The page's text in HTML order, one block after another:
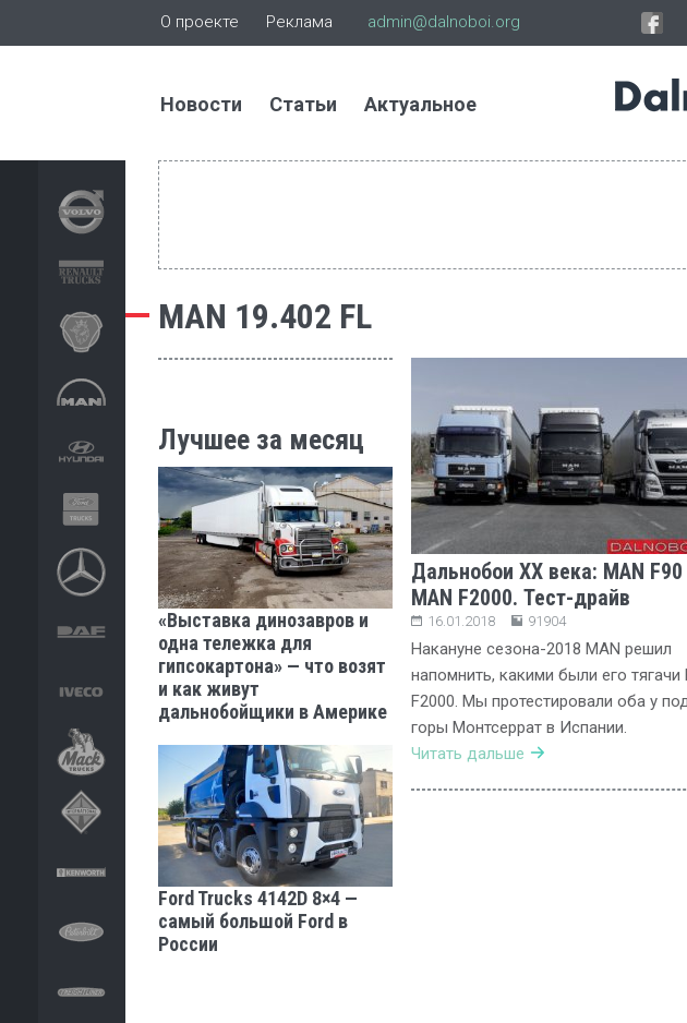
О проекте Реклама admin@dalnoboi.org
Новости Статьи Актуальное
MAN 19.402 FL
Лучшее за месяц
«Выставка динозавров и
одна тележка для
гипсокартона» — что возят
и как живут
дальнобойщики в Америке
Ford Trucks 4142D 8×4 —
самый большой Ford в
России
Дальнобои ХХ века: MAN F90
MAN F2000. Тест-драйв
16.01.2018 91904
Накануне сезона-2018 MAN решил
напомнить, какими были его тягачи
F2000. Мы протестировали оба у
горы Монтсеррат в Испании.
Читать дальше